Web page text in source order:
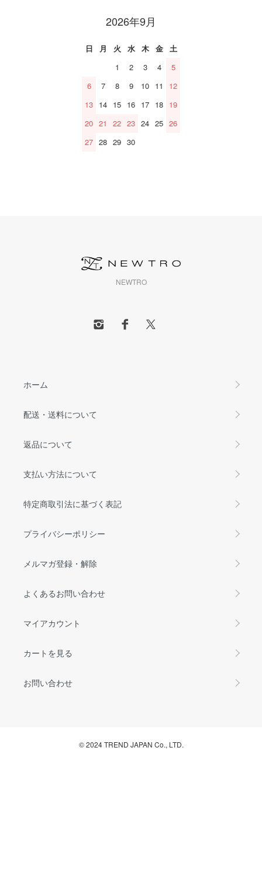
2026年9月
日 月 火 水 木 金
土
1
2 3 4
5
6
7 8 9 10 11
12
13 14 15 16 17 18 19
20 21 22 23 24 25 26
27 28 29 30
NEWTRO
ホーム
配送・送料について
返品について
支払い方法について
特定商取引法に基づく表記
プライバシーポリシー
メルマガ登録・解除
よくあるお問い合わせ
マイアカウント
カートを見る
お問い合わせ
© 2024 TREND JAPAN Co., LTD.